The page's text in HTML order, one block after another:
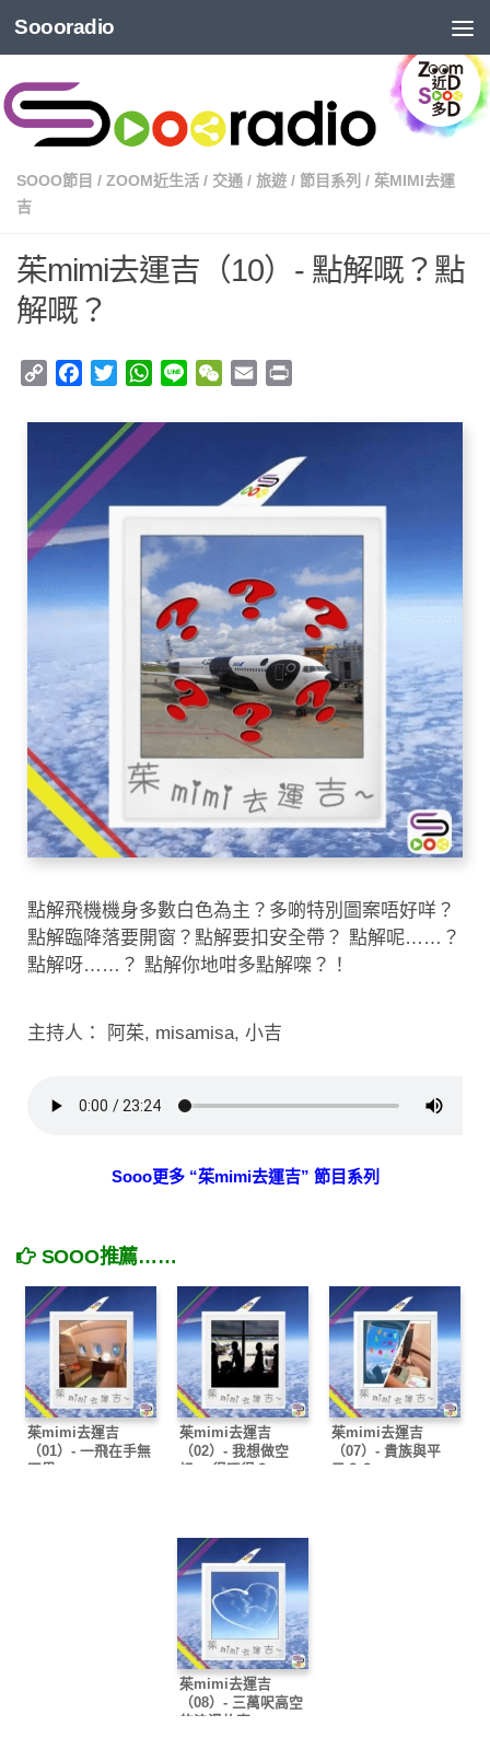
Soooradio
SOOO節目 / ZOOM近生活 / 交通 / 旅遊 / 節目系列 / 茱MIMI去運
吉
茱mimi去運吉（10）- 點解嘅？點
解嘅？
Copy
Facebook
TwitterWhatsApp
Line WeChat
Email
點解飛機機身多數白色為主？多啲特別圖案唔好咩？
點解臨降落要開窗？點解要扣安全帶？ 點解呢……？
點解呀……？ 點解你地咁多點解㗎？！
主持人： 阿茱, misamisa, 小吉
Sooo更多 “茱mimi去運吉” 節目系列
SOOO推薦……
茱mimi去運吉
（01）- 一飛在手無
國界
茱mimi去運吉
（02）- 我想做空
姐… 得唔得？
茱mimi去運吉
（07）- 貴族與平
民？？
茱mimi去運吉
（08）- 三萬呎高空
的浪漫故事